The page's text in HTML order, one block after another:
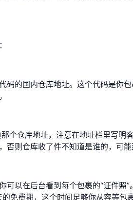
的国内仓库地址。这个代码是你
个仓库地址，注意在地址栏里写明
则仓库收了件不知道是谁的，可能
可以在后台看到每个包裹的“证件
免费期，这个时间足够你从容等包